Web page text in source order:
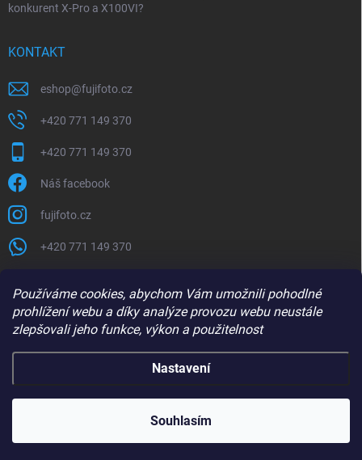
Používáme cookies, abychom Vám umožnili pohodlné
prohlížení webu a díky analýze provozu webu neustále
zlepšovali jeho funkce, výkon a použitelnost
Nastavení
Souhlasím
konkurent X-Pro a X100VI?
KONTAKT
eshop@fujifoto.cz
+420 771 149 370
+420 771 149 370
Náš facebook
fujifoto.cz
+420 771 149 370
PŘIJÍMÁME ONLINE PLATBY
FUJIFOTO.CZ . Všechna práva vyhrazena.